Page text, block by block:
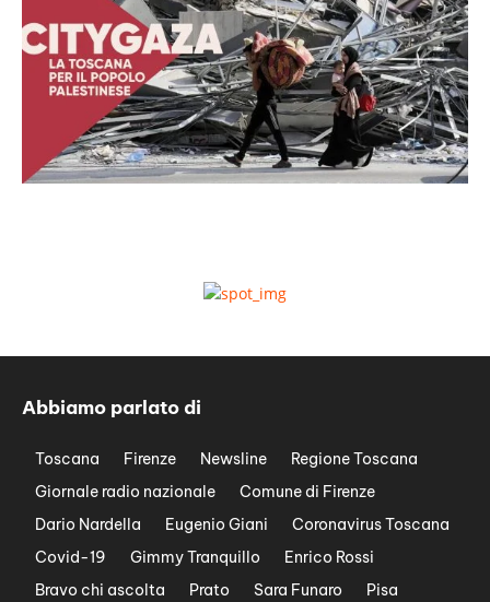
Abbiamo parlato di
Toscana Firenze Newsline
Regione Toscana
Giornale radio nazionale
Comune di Firenze
Dario Nardella
Eugenio Giani
Coronavirus Toscana
Covid-19
Gimmy Tranquillo
Enrico Rossi
Bravo chi ascolta
Prato Sara Funaro
Pisa